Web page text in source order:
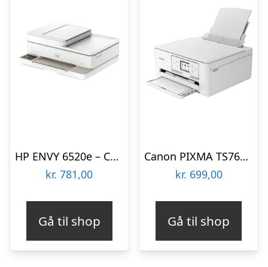
HP ENVY 6520e – Color Inkjet – A4 Duplex – 17 ppm Multifunktion – Farve – Blæk
kr. 781,00
Gå til shop
Canon PIXMA TS7650i Multifunktion – Farve – Blæk
kr. 699,00
Gå til shop